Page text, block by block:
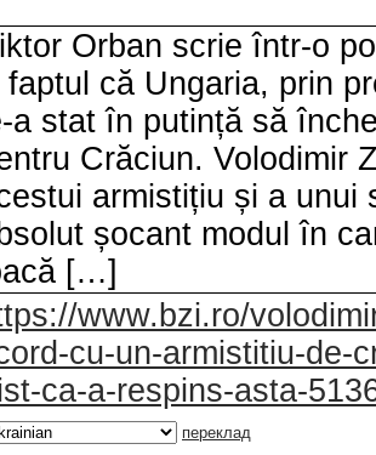
Orban scrie într-o
faptul că Ungaria, prin
a stat în putință să
Crăciun. Volodimir
armistițiu și a unui
șocant modul în
[…]
www.bzi.ro/
cu-un-armistitiu-de-
ca-a-respins-asta-
переклад